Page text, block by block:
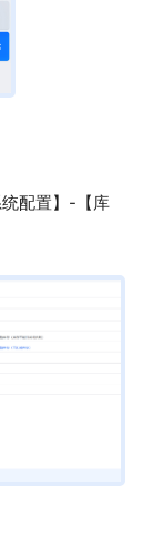
配置】-【库